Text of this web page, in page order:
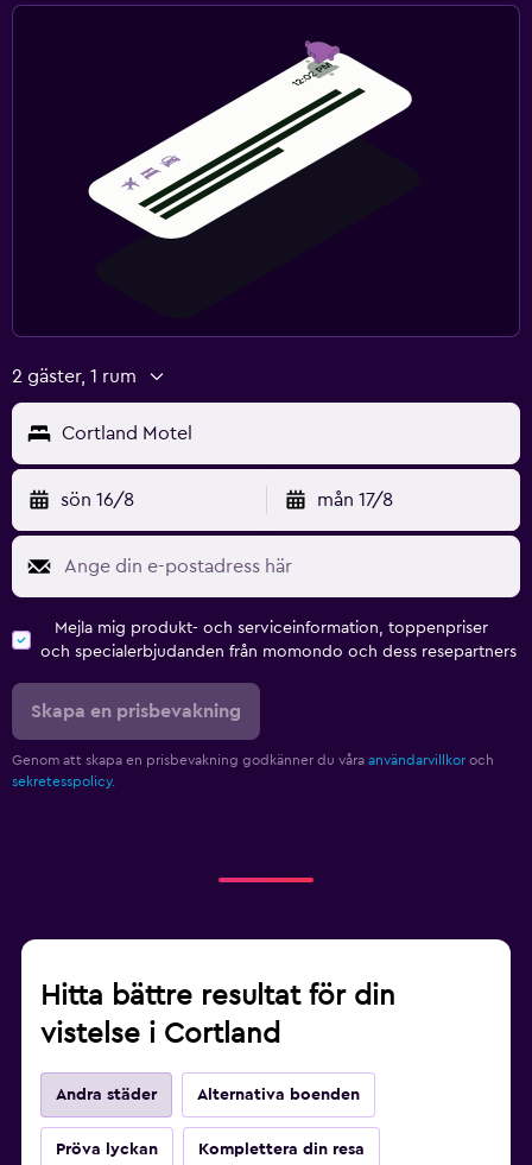
2 gäster, 1 rum
Cortland Motel
sön 16/8 mån 17/8
Mejla mig produkt- och serviceinformation, toppenpriser
och specialerbjudanden från momondo och dess resepartners
Skapa en prisbevakning
Genom att skapa en prisbevakning godkänner du våra användarvillkor och
sekretesspolicy.
Hitta bättre resultat för din
vistelse i Cortland
Andra städer Alternativa boenden
Pröva lyckan Komplettera din resa